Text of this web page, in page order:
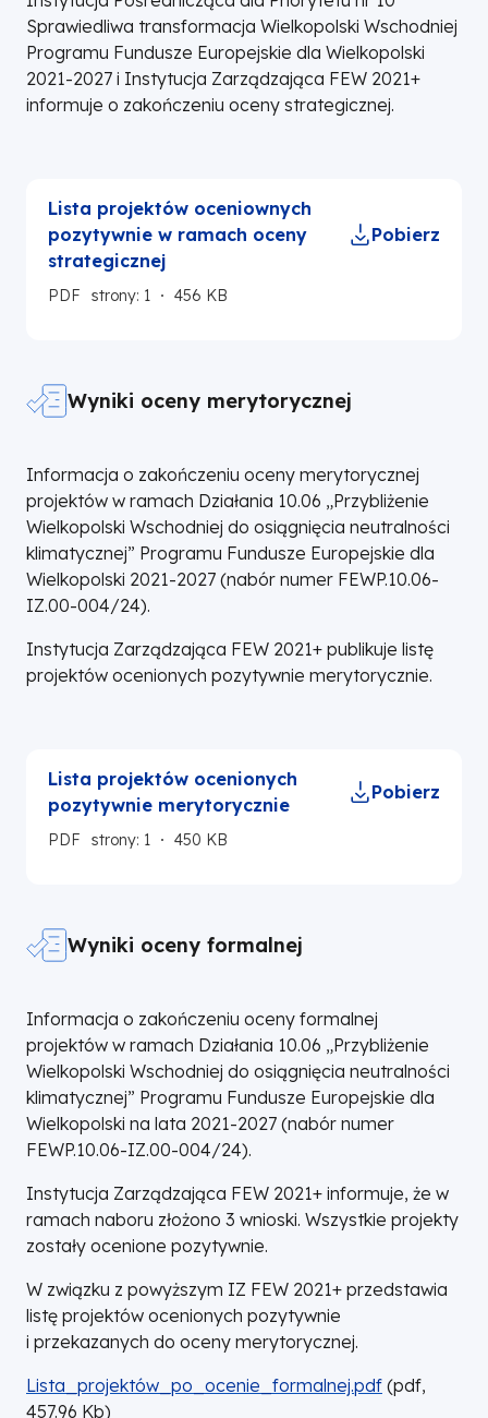
Sprawiedliwa transformacja Wielkopolski Wschodniej
Programu Fundusze Europejskie dla Wielkopolski
2021-2027 i Instytucja Zarządzająca FEW 2021+
informuje o zakończeniu oceny strategicznej.
Lista projektów oceniownych
pozytywnie w ramach oceny
strategicznej
Pobierz
PDF strony: 1 456 KB
Wyniki oceny merytorycznej
Informacja o zakończeniu oceny merytorycznej
projektów w ramach Działania 10.06 „Przybliżenie
Wielkopolski Wschodniej do osiągnięcia neutralności
klimatycznej” Programu Fundusze Europejskie dla
Wielkopolski 2021-2027 (nabór numer FEWP.10.06-
IZ.00-004/24).
Instytucja Zarządzająca FEW 2021+ publikuje listę
projektów ocenionych pozytywnie merytorycznie.
Lista projektów ocenionych
pozytywnie merytorycznie
Pobierz
PDF strony: 1 450 KB
Wyniki oceny formalnej
Informacja o zakończeniu oceny formalnej
projektów w ramach Działania 10.06 „Przybliżenie
Wielkopolski Wschodniej do osiągnięcia neutralności
klimatycznej” Programu Fundusze Europejskie dla
Wielkopolski na lata 2021-2027 (nabór numer
FEWP.10.06-IZ.00-004/24).
Instytucja Zarządzająca FEW 2021+ informuje, że w
ramach naboru złożono 3 wnioski. Wszystkie projekty
zostały ocenione pozytywnie.
W związku z powyższym IZ FEW 2021+ przedstawia
listę projektów ocenionych pozytywnie
i przekazanych do oceny merytorycznej.
DOKUMENT
Lista_projektów_po_ocenie_formalnej.pdf (pdf,
457.96 Kb)